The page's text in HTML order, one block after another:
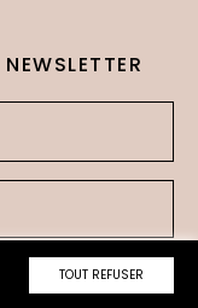
TOUT REFUSER